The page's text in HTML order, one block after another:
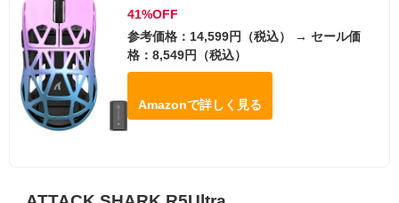
41%OFF
参考価格：14,599円（税込） → セール価
格：8,549円（税込）
Amazonで詳しく見る